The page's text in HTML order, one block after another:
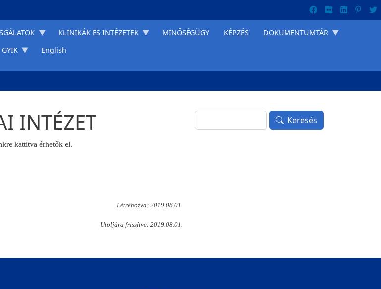
KLINIKÁK ÉS INTÉZETEK MINŐSÉGÜGY KÉPZÉS
DOKUMENTUMTÁR
GYIK English
INTÉZET
kattitva érhetők el.
Létrehozva: 2019.08.01.
Utoljára frissítve: 2019.08.01.
Keresés Keresés